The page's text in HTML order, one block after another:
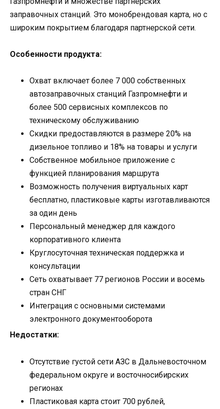
заправочных станций. Это монобрендовая карта, но с
широким покрытием благодаря партнерской сети.
Особенности продукта:
Охват включает более 7 000 собственных
автозаправочных станций Газпромнефти и
более 500 сервисных комплексов по
техническому обслуживанию
Скидки предоставляются в размере 20% на
дизельное топливо и 18% на товары и услуги
Собственное мобильное приложение с
функцией планирования маршрута
Возможность получения виртуальных карт
бесплатно, пластиковые карты изготавливаются
за один день
Персональный менеджер для каждого
корпоративного клиента
Круглосуточная техническая поддержка и
консультации
Сеть охватывает 77 регионов России и восемь
стран СНГ
Интеграция с основными системами
электронного документооборота
Недостатки:
Отсутствие густой сети АЗС в Дальневосточном
федеральном округе и восточносибирских
регионах
Пластиковая карта стоит 700 рублей,